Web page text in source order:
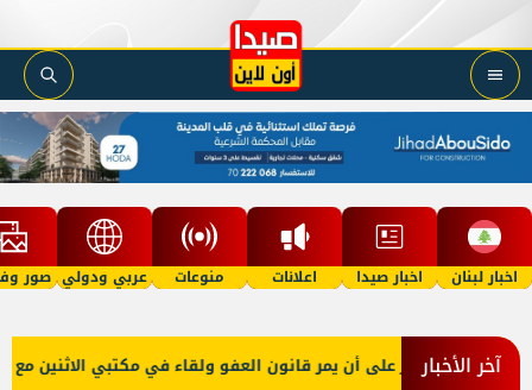
اخبار لبنان اخبار صيدا اعلانات منوعات عربي ودولي صور
آخر الأخبار
بو صعب: إصرار على أن يمر قانون العفو ولقاء في مكتبي الاثنين مع